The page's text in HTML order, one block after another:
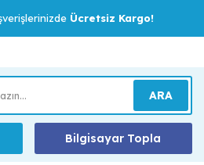
Ücretsiz Kargo!
ARA
Bilgisayar Topla